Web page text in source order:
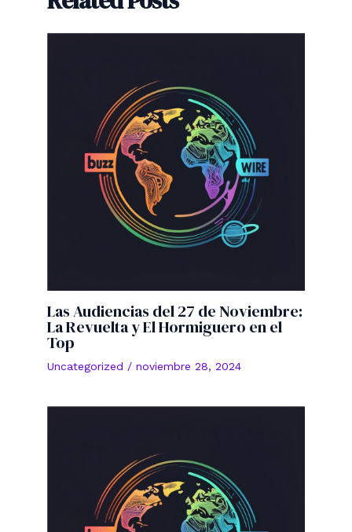
Las Audiencias del 27 de Noviembre:
La Revuelta y El Hormiguero en el
Top
Uncategorized / noviembre 28, 2024